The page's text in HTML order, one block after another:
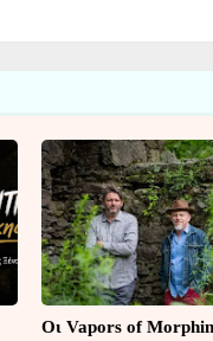
Οι Vapors of